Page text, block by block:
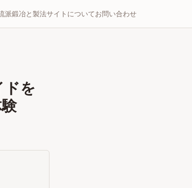
派鍛冶と製法サイトについてお問い合わせ
を